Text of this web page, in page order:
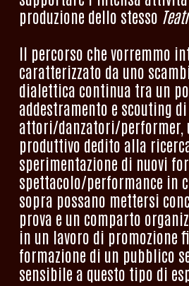
produzione dello stesso
Il percorso che vorremmo
caratterizzato da uno
dialettica continua tra un
addestramento e scouting
attori/danzatori/performer,
produttivo dedito alla
sperimentazione di nuovi
spettacolo/performance in
sopra possano mettersi
prova e un comparto
in un lavoro di promozione
formazione di un pubblico
sensibile a questo tipo di